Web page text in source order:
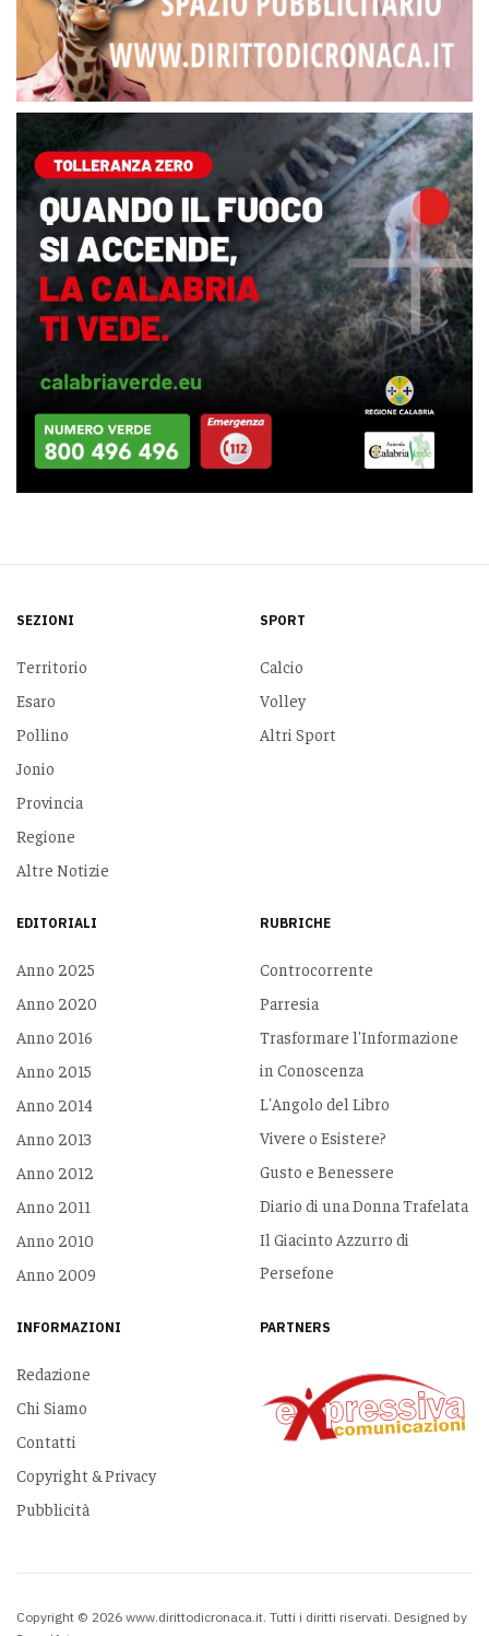
SEZIONI
Territorio
Esaro
Pollino
Jonio
Provincia
Regione
Altre Notizie
SPORT
Calcio
Volley
Altri Sport
EDITORIALI
Anno 2025
Anno 2020
Anno 2016
Anno 2015
Anno 2014
Anno 2013
Anno 2012
Anno 2011
Anno 2010
Anno 2009
RUBRICHE
Controcorrente
Parresia
Trasformare l'Informazione
in Conoscenza
L'Angolo del Libro
Vivere o Esistere?
Gusto e Benessere
Diario di una Donna Trafelata
Il Giacinto Azzurro di
Persefone
INFORMAZIONI
Redazione
Chi Siamo
Contatti
Copyright & Privacy
Pubblicità
PARTNERS
Copyright © 2026 www.dirittodicronaca.it. Tutti i diritti riservati. Designed by